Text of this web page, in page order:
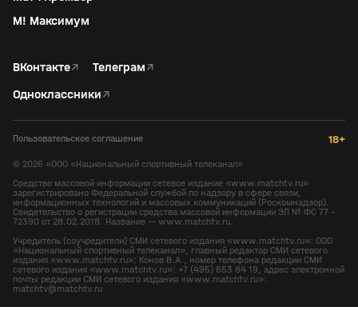
М! Максимум
ВКонтакте↗ Телеграм↗
Одноклассники↗
Пользовательское соглашение 18+
© 2026 «ООО «Национальный спортивный телеканал»
Средство массовой информации сетевое издание «www.matchtv.ru»
зарегистрировано Федеральной службой по надзору в сфере связи,
информационных технологий и массовых коммуникаций (Роскомнадзор).
Свидетельство о регистрации средства массовой информации ЭЛ № ФС 77 -
72390 от 28.02.2018. Название — www.matchtv.ru.
Учредитель (соучредители) СМИ сетевого издания «www.matchtv.ru»: ООО
«Национальный спортивный телеканал», главный редактор СМИ сетевого
издания «www.matchtv.ru»: Конов В.А., номер телефона редакции СМИ
сетевого издания «www.matchtv.ru»: +7 (495) 653 84 19, адрес электронной
почты редакции СМИ сетевого издания «www.matchtv.ru»:
matchtv@matchtv.ru